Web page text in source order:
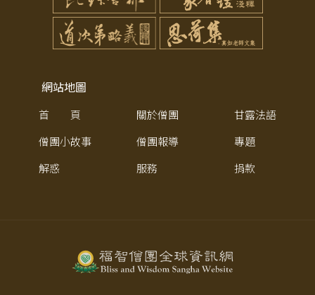
網站地圖
首 頁 關於僧團
甘露法語
僧團小故事
僧團報導
專題
解惑
服務 捐款